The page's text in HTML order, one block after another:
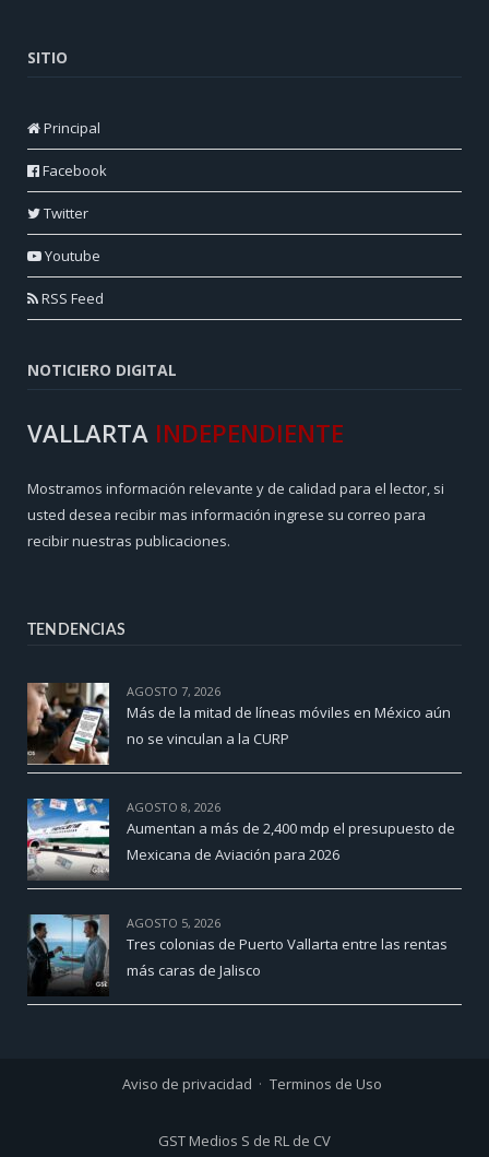
SITIO
Principal
Facebook
Twitter
Youtube
RSS Feed
NOTICIERO DIGITAL
VALLARTA INDEPENDIENTE
Mostramos información relevante y de calidad para el lector, si
usted desea recibir mas información ingrese su correo para
recibir nuestras publicaciones.
TENDENCIAS
AGOSTO 7, 2026
Más de la mitad de líneas móviles en México aún
no se vinculan a la CURP
AGOSTO 8, 2026
Aumentan a más de 2,400 mdp el presupuesto de
Mexicana de Aviación para 2026
AGOSTO 5, 2026
Tres colonias de Puerto Vallarta entre las rentas
más caras de Jalisco
Aviso de privacidad Terminos de Uso
GST Medios S de RL de CV